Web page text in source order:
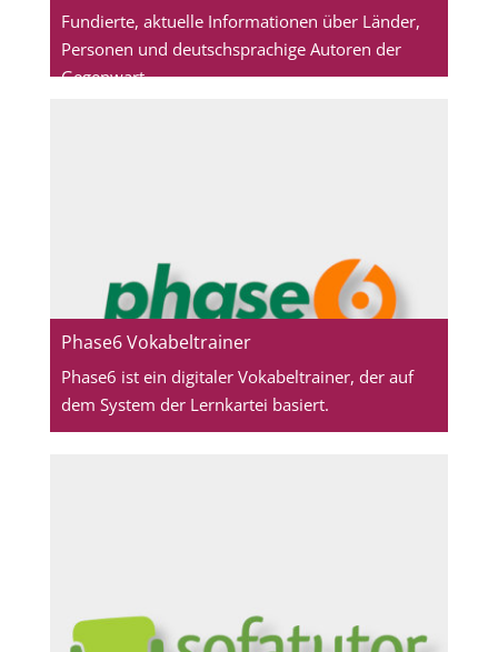
Fundierte, aktuelle Informationen über Länder,
Personen und deutschsprachige Autoren der
Gegenwart.
Phase6 Vokabeltrainer
Phase6 ist ein digitaler Vokabeltrainer, der auf
dem System der Lernkartei basiert.